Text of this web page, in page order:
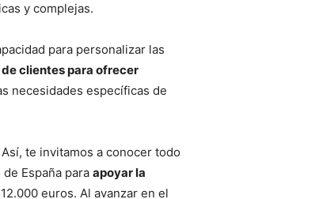
y complejas.
para personalizar las
clientes para ofrecer
necesidades específicas de
te invitamos a conocer todo
España para apoyar la
euros. Al avanzar en el